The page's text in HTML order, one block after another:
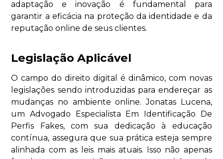
adaptação e inovação é fundamental para
garantir a eficácia na proteção da identidade e da
reputação online de seus clientes.
Legislação Aplicável
O campo do direito digital é dinâmico, com novas
legislações sendo introduzidas para endereçar as
mudanças no ambiente online. Jonatas Lucena,
um Advogado Especialista Em Identificação De
Perfis Fakes, com sua dedicação à educação
contínua, assegura que sua prática esteja sempre
alinhada com as leis mais atuais. Isso não apenas